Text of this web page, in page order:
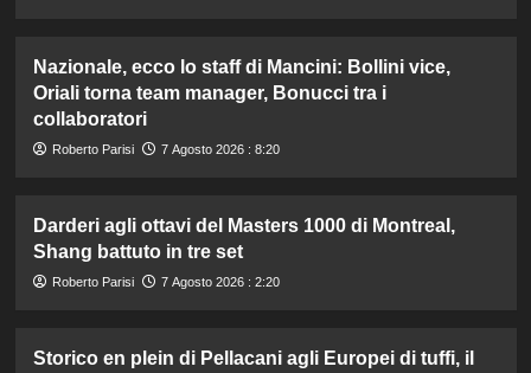
Nazionale, ecco lo staff di Mancini: Bollini vice,
Oriali torna team manager, Bonucci tra i
collaboratori
Roberto Parisi 7 Agosto 2026 : 8:20
Darderi agli ottavi del Masters 1000 di Montreal,
Shang battuto in tre set
Roberto Parisi 7 Agosto 2026 : 2:20
Storico en plein di Pellacani agli Europei di tuffi, il